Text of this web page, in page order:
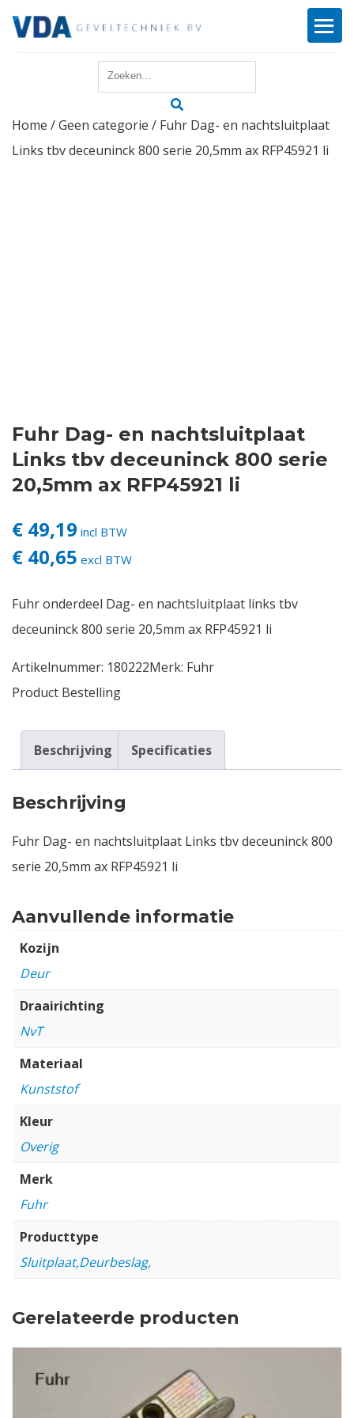
Reparatie
Login
Vacatures
Home /Geen categorie / Fuhr Dag- en nachtsluitplaat
Links tbv deceuninck 800 serie 20,5mm ax RFP45921 li
Fuhr Dag- en nachtsluitplaat
Links tbv deceuninck 800 serie
20,5mm ax RFP45921 li
€ 49,19 incl BTW
€ 40,65 excl BTW
Fuhr onderdeel Dag- en nachtsluitplaat links tbv
deceuninck 800 serie 20,5mm ax RFP45921 li
Artikelnummer: 180222Merk: Fuhr
Product Bestelling
Beschrijving Specificaties
Beschrijving
Fuhr Dag- en nachtsluitplaat Links tbv deceuninck 800
serie 20,5mm ax RFP45921 li
Aanvullende informatie
Kozijn
Deur
Draairichting
NvT
Materiaal
Kunststof
Kleur
Overig
Merk
Fuhr
Producttype
Sluitplaat,Deurbeslag,
Gerelateerde producten